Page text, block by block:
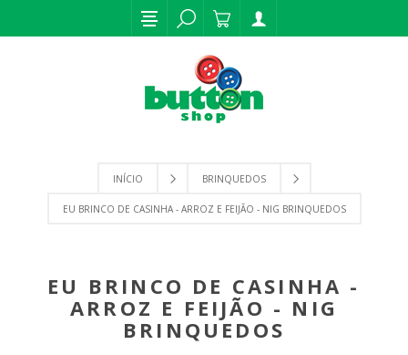
INÍCIO BRINQUEDOS
EU BRINCO DE CASINHA - ARROZ E FEIJÃO - NIG BRINQUEDOS
EU BRINCO DE CASINHA -
ARROZ E FEIJÃO - NIG
BRINQUEDOS